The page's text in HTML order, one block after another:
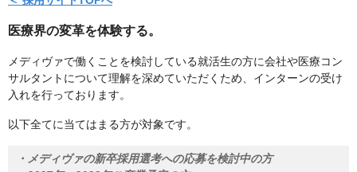
医療界の変革を体験する。
メディヴァで働くことを検討している就活生の方に会社や医療コン
サルタントについて理解を深めていただくため、インターンの受け
入れを行っております。
以下全てに当てはまる方が対象です。
・メディヴァの新卒採用選考への応募を検討中の方